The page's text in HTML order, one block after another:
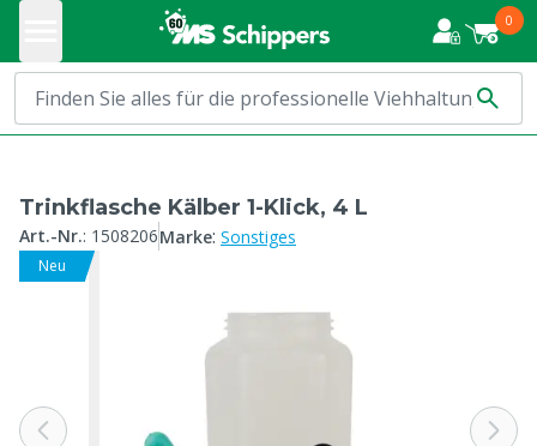
0
Trinkflasche Kälber 1-Klick, 4 L
Art.-Nr.: 1508206Marke: Sonstiges
Neu